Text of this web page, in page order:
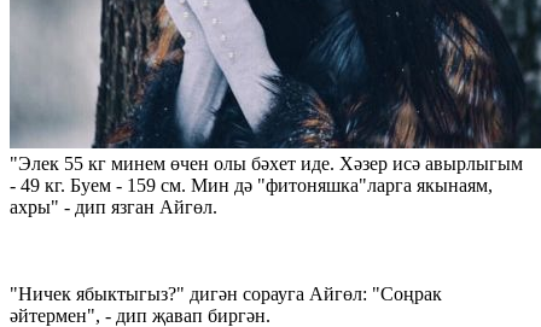
"Элек 55 кг минем өчен олы бәхет иде. Хәзер исә авырлыгым
- 49 кг. Буем - 159 см. Мин дә "фитоняшка"ларга якынаям,
ахры" - дип язган Айгөл.
"Ничек ябыктыгыз?" дигән сорауга Айгөл: "Соңрак
әйтермен", - дип җавап биргән.